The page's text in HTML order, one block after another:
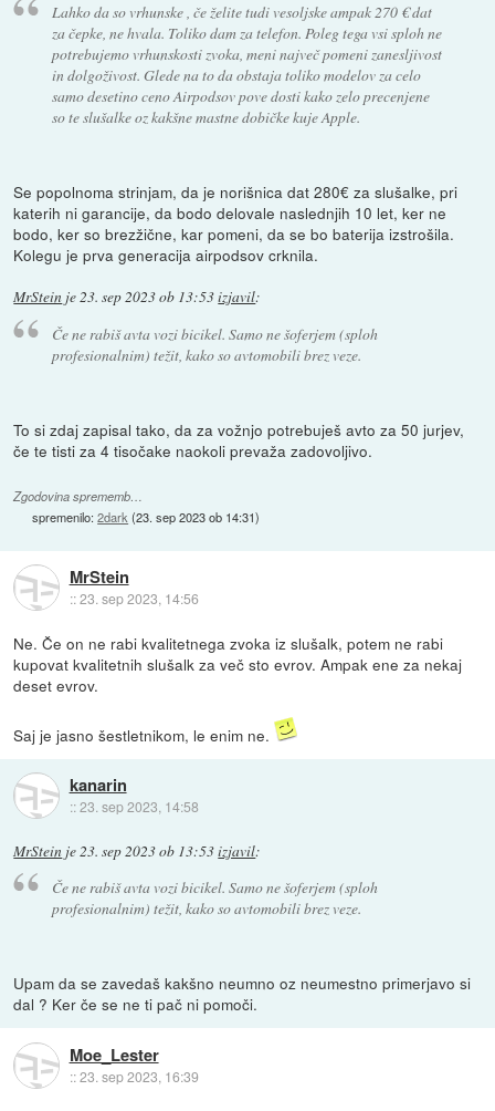
Lahko da so vrhunske , če želite tudi vesoljske ampak 270 € dat
za čepke, ne hvala. Toliko dam za telefon. Poleg tega vsi sploh ne
potrebujemo vrhunskosti zvoka, meni največ pomeni zanesljivost
in dolgoživost. Glede na to da obstaja toliko modelov za celo
samo desetino ceno Airpodsov pove dosti kako zelo precenjene
so te slušalke oz kakšne mastne dobičke kuje Apple.
Se popolnoma strinjam, da je norišnica dat 280€ za slušalke, pri
katerih ni garancije, da bodo delovale naslednjih 10 let, ker ne
bodo, ker so brezžične, kar pomeni, da se bo baterija izstrošila.
Kolegu je prva generacija airpodsov crknila.
MrStein je23. sep 2023 ob 13:53izjavil:
Če ne rabiš avta vozi bicikel. Samo ne šoferjem (sploh
profesionalnim) težit, kako so avtomobili brez veze.
To si zdaj zapisal tako, da za vožnjo potrebuješ avto za 50 jurjev,
če te tisti za 4 tisočake naokoli prevaža zadovoljivo.
Zgodovina sprememb…
spremenilo:2dark (23. sep 2023 ob 14:31)
MrStein
::23. sep 2023, 14:56
Ne. Če on ne rabi kvalitetnega zvoka iz slušalk, potem ne rabi
kupovat kvalitetnih slušalk za več sto evrov. Ampak ene za nekaj
deset evrov.
Saj je jasno šestletnikom, le enim ne.
kanarin
::23. sep 2023, 14:58
MrStein je23. sep 2023 ob 13:53izjavil:
Če ne rabiš avta vozi bicikel. Samo ne šoferjem (sploh
profesionalnim) težit, kako so avtomobili brez veze.
Upam da se zavedaš kakšno neumno oz neumestno primerjavo si
dal ? Ker če se ne ti pač ni pomoči.
Moe_Lester
::23. sep 2023, 16:39